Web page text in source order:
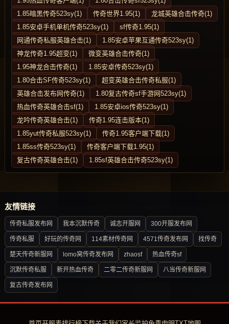
1.85暗黑传奇523sy(1)
传奇世界1.95(1)
龙城英雄合击传奇(1)
1.85安卓手机单机传奇523sy(1)
sf传奇1.95(1)
网通传奇私服英雄合击(1)
1.85安卓苹果互通传奇523sy(1)
神龙传奇1.95超变(1)
微变英雄合击传奇(1)
1.95神龙合击传奇(1)
1.85安卓传奇523sy(1)
1.80合击SF传奇523sy(1)
超变英雄合击传奇私服(1)
英雄合击发布网传奇(1)
1.80复古传奇sf手游网523sy(1)
热血传奇英雄合击sf(1)
1.85安卓ios传奇523sy(1)
龙吟传奇英雄合击(1)
传奇1.95连击版本(1)
1.85yut传奇私服523sy(1)
传奇1.95客户端下载(1)
1.85ss传奇523sy(1)
传奇客户端下载1.95(1)
复古传奇英雄合击(1)
1.85sf英雄合击传奇523sy(1)
友情链接
传奇私服发布网 我本沉默传奇 诚志开服网 300开服发布网
传奇私服 好玩的传奇网 114素材传奇网 4571传奇发布网 找传奇
楚天传奇新服网 lomo窝传奇发布网 zhaosf 热血传奇sf
沉默传奇私服 新开热血传奇 二零二传奇新服网 八当传奇新服网
复古传奇发布网